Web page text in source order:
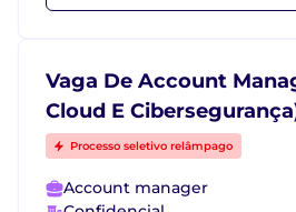
Vaga De Account
Cloud E
Processo seletivo relâmpago
Account manager